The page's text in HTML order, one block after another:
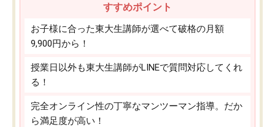
すすめポイント
お子様に合った東大生講師が選べて破格の月額
9,900円から！
授業日以外も東大生講師がLINEで質問対応してくれ
る！
完全オンライン性の丁寧なマンツーマン指導。だか
ら満足度が高い！